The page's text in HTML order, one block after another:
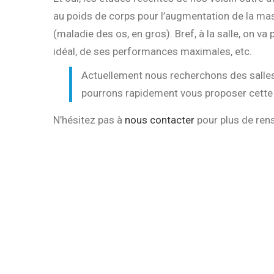
au poids de corps pour l’augmentation de la
(maladie des os, en gros). Bref, à la salle, on
idéal, de ses performances maximales, etc.
Actuellement nous recherchons des
pourrons rapidement vous proposer
N’hésitez pas à nous contacter pour plus de